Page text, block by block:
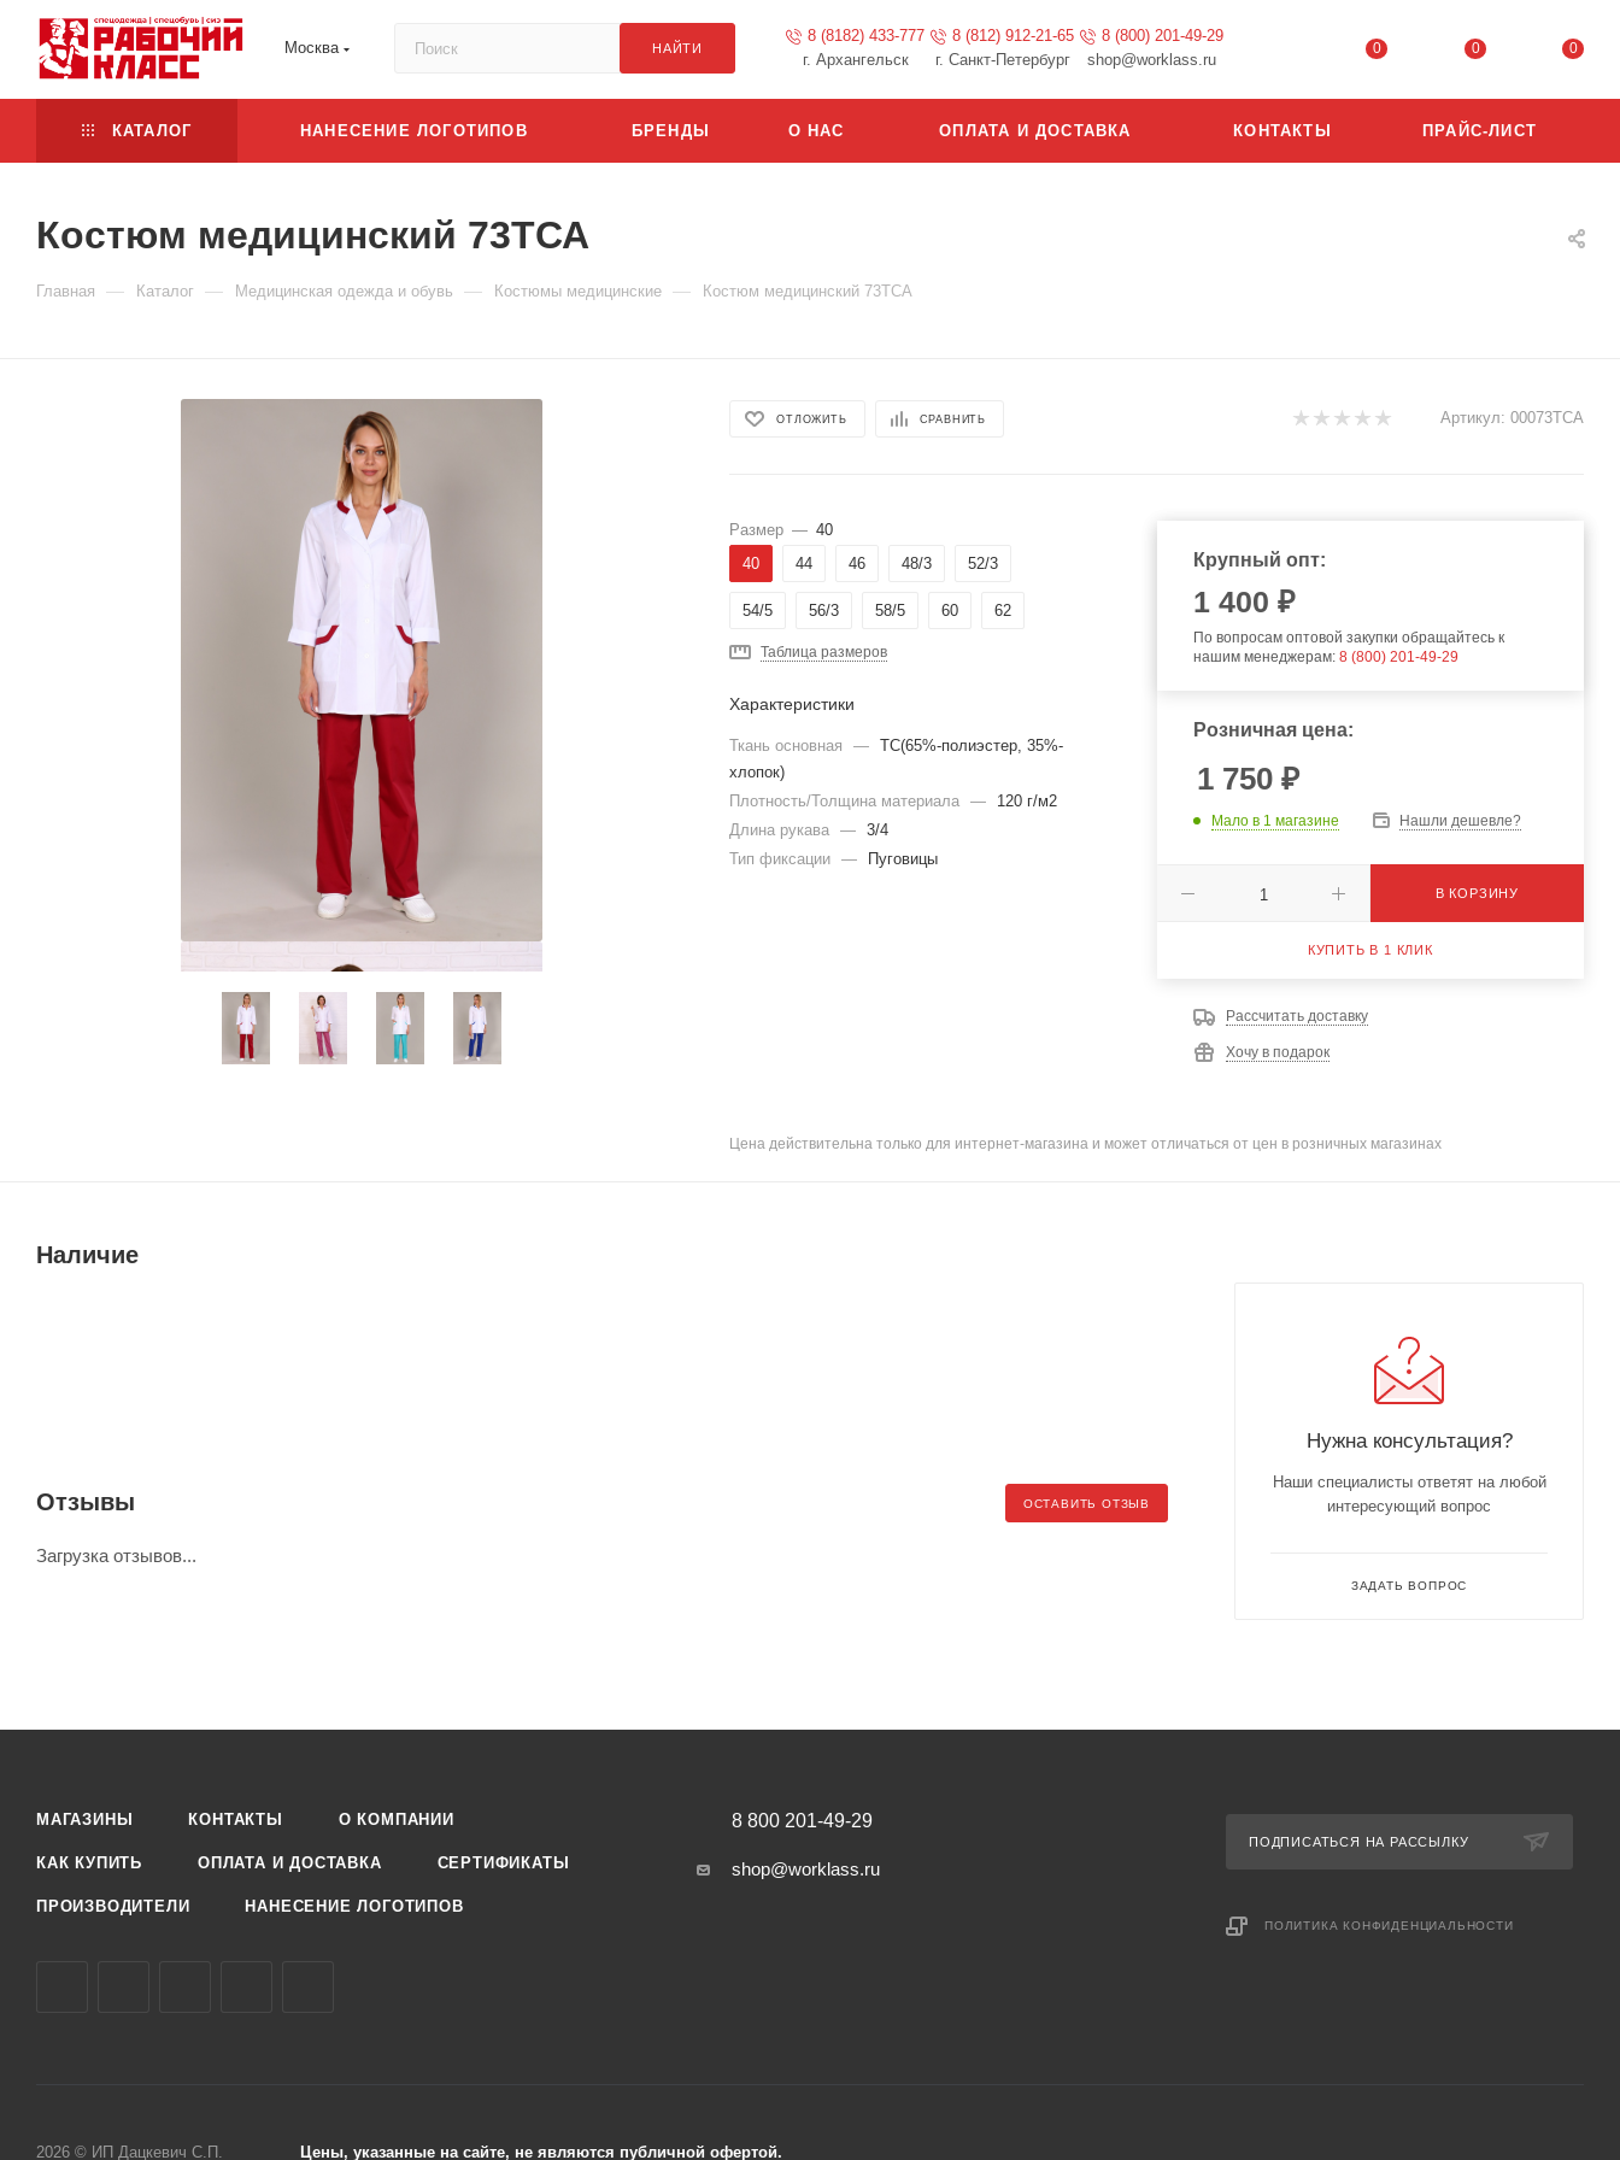
Москва НАЙТИ
8 (8182) 433-777
г. Архангельск
8 (812) 912-21-65
г. Санкт-Петербург
8 (800) 201-49-29
shop@worklass.ru
0 0 0
КАТАЛОГ НАНЕСЕНИЕ ЛОГОТИПОВ БРЕНДЫ О НАС ОПЛАТА И ДОСТАВКА КОНТАКТЫ ПРАЙС-ЛИСТ
Костюм медицинский 73ТСА
Главная — Каталог — Медицинская одежда и обувь — Костюмы медицинские — Костюм медицинский 73ТСА
ОТЛОЖИТЬ СРАВНИТЬ Артикул: 00073ТСА
Размер — 40
40
44 46 48/3 52/3
54/5 56/3 58/5 60 62
Таблица размеров
Характеристики
Ткань основная —
TC(65%-полиэстер, 35%-
хлопок)
Плотность/Толщина материала
—
120 г/м2
Длина рукава
—
3/4
Тип фиксации
— Пуговицы
Крупный опт:
1 400 ₽
По вопросам оптовой закупки обращайтесь к
нашим менеджерам: 8 (800) 201-49-29
Розничная цена:
1 750₽
Мало в 1 магазине Нашли дешевле?
В КОРЗИНУ
КУПИТЬ В 1 КЛИК
Рассчитать доставку
Хочу в подарок
Цена действительна только для интернет-магазина и может отличаться от цен в розничных магазинах
Наличие
Отзывы ОСТАВИТЬ ОТЗЫВ
Загрузка отзывов...
Нужна консультация?
Наши специалисты ответят на любой
интересующий вопрос
ЗАДАТЬ ВОПРОС
МАГАЗИНЫ КОНТАКТЫ О КОМПАНИИ
КАК КУПИТЬ ОПЛАТА И ДОСТАВКА СЕРТИФИКАТЫ
ПРОИЗВОДИТЕЛИ НАНЕСЕНИЕ ЛОГОТИПОВ
8 800 201-49-29
shop@worklass.ru
ПОДПИСАТЬСЯ НА РАССЫЛКУ
ПОЛИТИКА КОНФИДЕНЦИАЛЬНОСТИ
2026 © ИП Дацкевич С.П. Цены, указанные на сайте, не являются публичной офертой.